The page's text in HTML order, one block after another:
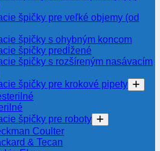
špičky pre veľké objemy (od
špičky s ohybným koncom
špičky predĺžené
špičky s rozšíreným nasávacím
špičky pre krokové pipety
špičky pre roboty
Coulter
& Tecan